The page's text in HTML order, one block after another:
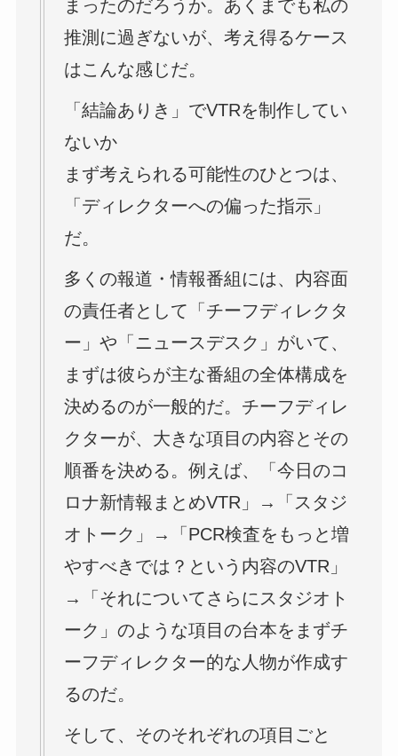
まったのだろうか。あくまでも私の
推測に過ぎないが、考え得るケース
はこんな感じだ。
「結論ありき」でVTRを制作してい
ないか
まず考えられる可能性のひとつは、
「ディレクターへの偏った指示」
だ。
多くの報道・情報番組には、内容面
の責任者として「チーフディレクタ
ー」や「ニュースデスク」がいて、
まずは彼らが主な番組の全体構成を
決めるのが一般的だ。チーフディレ
クターが、大きな項目の内容とその
順番を決める。例えば、「今日のコ
ロナ新情報まとめVTR」→「スタジ
オトーク」→「PCR検査をもっと増
やすべきでは？という内容のVTR」
→「それについてさらにスタジオト
ーク」のような項目の台本をまずチ
ーフディレクター的な人物が作成す
るのだ。
そして、そのそれぞれの項目ごと